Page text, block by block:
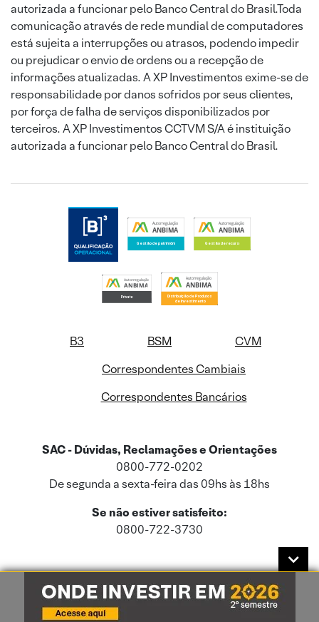
autorizada a funcionar pelo Banco Central do Brasil.Toda
comunicação através de rede mundial de computadores
está sujeita a interrupções ou atrasos, podendo impedir
ou prejudicar o envio de ordens ou a recepção de
informações atualizadas. A XP Investimentos exime-se de
responsabilidade por danos sofridos por seus clientes,
por força de falha de serviços disponibilizados por
terceiros. A XP Investimentos CCTVM S/A é instituição
autorizada a funcionar pelo Banco Central do Brasil.
B3 BSM
CVM
Correspondentes Cambiais
Correspondentes Bancários
SAC - Dúvidas, Reclamações e Orientações
0800-772-0202
De segunda a sexta-feira das 09hs às 18hs
Se não estiver satisfeito:
0800-722-3730
Este site usa cookies e dados pessoais de acordo com a nossaPolítica de
Cookies
e a nossaPolítica de Privacidade.